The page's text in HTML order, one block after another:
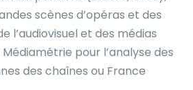
scènes d’opéras et des
l’audiovisuel et des médias
pour l’analyse des
des chaînes ou France